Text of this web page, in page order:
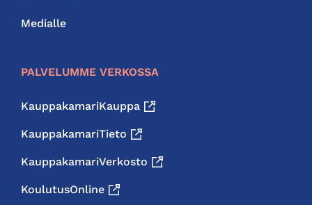
Medialle
PALVELUMME VERKOSSA
KauppakamariKauppa
KauppakamariTieto
KauppakamariVerkosto
KoulutusOnline